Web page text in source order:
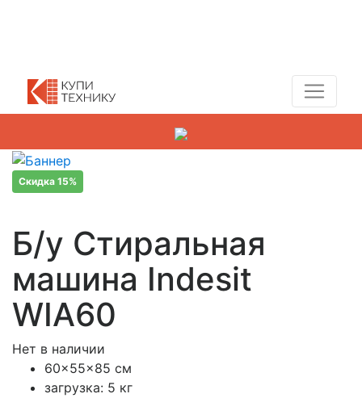
Скидка 15%
Б/у Стиральная
машина Indesit
WIA60
Нет в наличии
60x55x85 см
загрузка: 5 кг